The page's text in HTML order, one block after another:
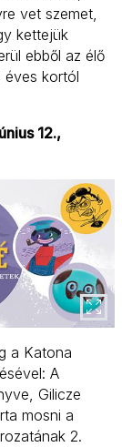
vet szemet,
kettejük
ebből az élő
éves kortól
12.,
a Katona
A
Gilicze
mosni a
2.